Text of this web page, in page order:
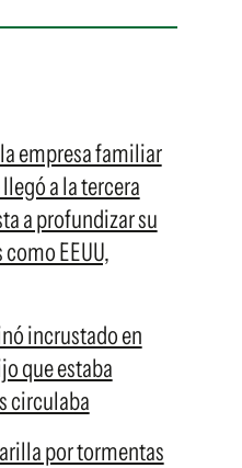
empresa familiar
a la tercera
a profundizar su
EEUU,
incrustado en
que estaba
circulaba
por tormentas